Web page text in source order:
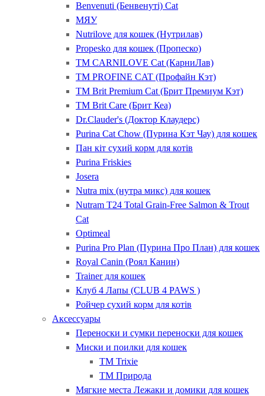
Benvenuti (Бенвенуті) Cat
МЯУ
Nutrilove для кошек (Нутрилав)
Propesko для кошек (Пропеско)
ТМ CARNILOVE Cat (КарниЛав)
ТМ PROFINE CAT (Профайн Кэт)
ТМ Brit Premium Cat (Брит Премиум Кэт)
ТМ Brit Care (Брит Кеа)
Dr.Clauder's (Доктор Клаудерс)
Purina Cat Chow (Пурина Кэт Чау) для кошек
Пан кіт сухий корм для котів
Purina Friskies
Josera
Nutra mix (нутра микс) для кошек
Nutram T24 Total Grain-Free Salmon & Trout
Cat
Optimeal
Purina Pro Plan (Пурина Про План) для кошек
Royal Canin (Роял Канин)
Trainer для кошек
Клуб 4 Лапы (CLUB 4 PAWS )
Ройчер сухий корм для котів
Аксессуары
Переноски и сумки переноски для кошек
Миски и поилки для кошек
ТМ Trixie
ТМ Природа
Мягкие места Лежаки и домики для кошек